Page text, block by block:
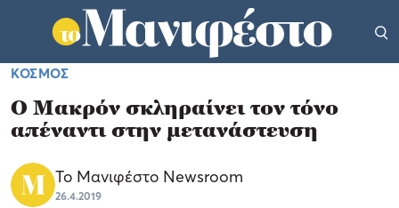
ΚΟΣΜΟΣ
Ο Μακρόν σκληραίνει τον τόνο
απέναντι στην μετανάστευση
Το Μανιφέστο Newsroom
26.4.2019